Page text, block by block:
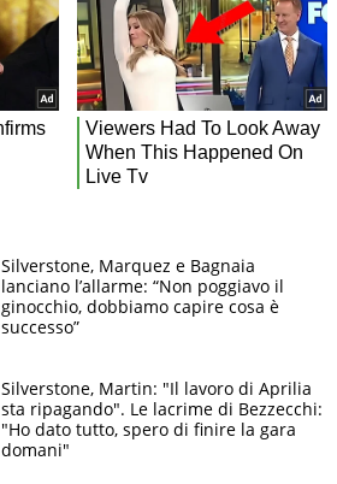
Silverstone, Marquez e Bagnaia
lanciano l’allarme: “Non poggiavo il
ginocchio, dobbiamo capire cosa è
successo”
Silverstone, Martin: "Il lavoro di Aprilia
sta ripagando". Le lacrime di Bezzecchi:
"Ho dato tutto, spero di finire la gara
domani"